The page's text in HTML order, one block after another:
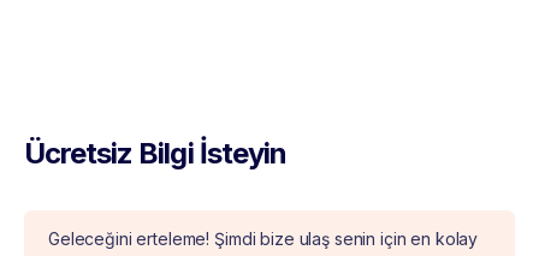
Ücretsiz Bilgi İsteyin
Geleceğini erteleme! Şimdi bize ulaş senin için en kolay